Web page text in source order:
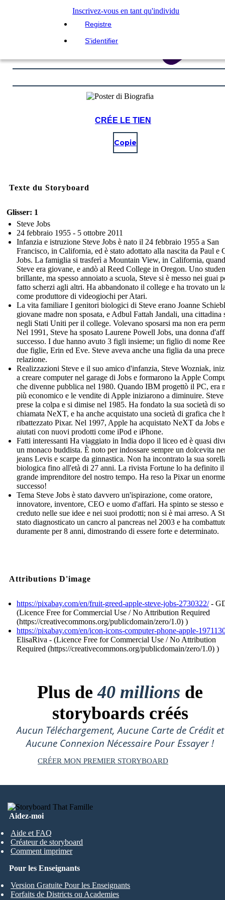
Inscrivez-vous en tant qu'individu
Registre
S'identifier
CRÉE LE TIEN
Copie
Texte du Storyboard
Glisser: 1
Steve Jobs
24 febbraio 1955 - 5 ottobre 2011
Infanzia e istruzione Steve Jobs è nato il 24 febbraio 1955 a San
Francisco, in California, ed è stato adottato alla nascita da Paul e
Jobs. La famiglia si trasferì a Mountain View, in California,
Steve era giovane, e andò al Reed College in Oregon. Uno
brillante, ma spesso annoiato a scuola, Steve si è messo nei guai
fatto scherzi agli altri. Ha abbandonato il college e ha trovato un
come produttore di videogiochi per Atari.
La vita familiare I genitori biologici di Steve erano Joanne
giovane madre non sposata, e Adbul Fattah Jandali, una cittadina
negli Stati Uniti per il college. Volevano sposarsi ma non era
Nel 1991, Steve ha sposato Laurene Powell Jobs, una donna
successo. I due hanno avuto 3 figli insieme; un figlio di nome
due figlie, Erin ed Eve. Steve aveva anche una figlia da una
relazione.
Realizzazioni Steve e il suo amico d'infanzia, Steve Wozniak,
a creare computer nel garage di Jobs e formarono la Apple
che divenne pubblica nel 1980. Quando IBM progettò il PC, era
più economico e le vendite di Apple iniziarono a diminuire. Steve
prese la colpa e si dimise nel 1985. Ha fondato la sua società di
chiamata NeXT, e ha anche acquistato una società di grafica che
ribattezzato Pixar. Nel 1997, Apple ha acquistato NeXT da Jobs
aiutati con nuovi prodotti come iPod e iPhone.
Fatti interessanti Ha viaggiato in India dopo il liceo ed è quasi
un monaco buddista. È noto per indossare sempre un dolcevita
jeans Levis e scarpe da ginnastica. Non ha incontrato la sua
biologica fino all'età di 27 anni. La rivista Fortune lo ha definito
grande imprenditore del nostro tempo. Ha reso la Pixar un enorme
successo!
Tema Steve Jobs è stato davvero un'ispirazione, come oratore,
innovatore, inventore, CEO e uomo d'affari. Ha spinto se stesso e
creduto nelle sue idee e nei suoi prodotti; non si è mai arreso. A
stato diagnosticato un cancro al pancreas nel 2003 e ha
duramente per 8 anni, dimostrando di essere forte e determinato.
Attributions D'image
https://pixabay.com/en/fruit-greed-apple-steve-jobs-2730322/-
(Licence Free for Commercial Use / No Attribution Required
(https://creativecommons.org/publicdomain/zero/1.0) )
https://pixabay.com/en/icon-icons-computer-phone-apple-
ElisaRiva - (Licence Free for Commercial Use / No Attribution
Required (https://creativecommons.org/publicdomain/zero/1.0) )
Plus de40 millions de
storyboards créés
Aucun Téléchargement, Aucune Carte de Crédit et
Aucune Connexion Nécessaire Pour Essayer !
CRÉER MON PREMIER STORYBOARD
Aidez-moi
Aide et FAQ
Créateur de storyboard
Comment imprimer
Pour les Enseignants
Version Gratuite Pour les Enseignants
Forfaits de Districts ou Academies